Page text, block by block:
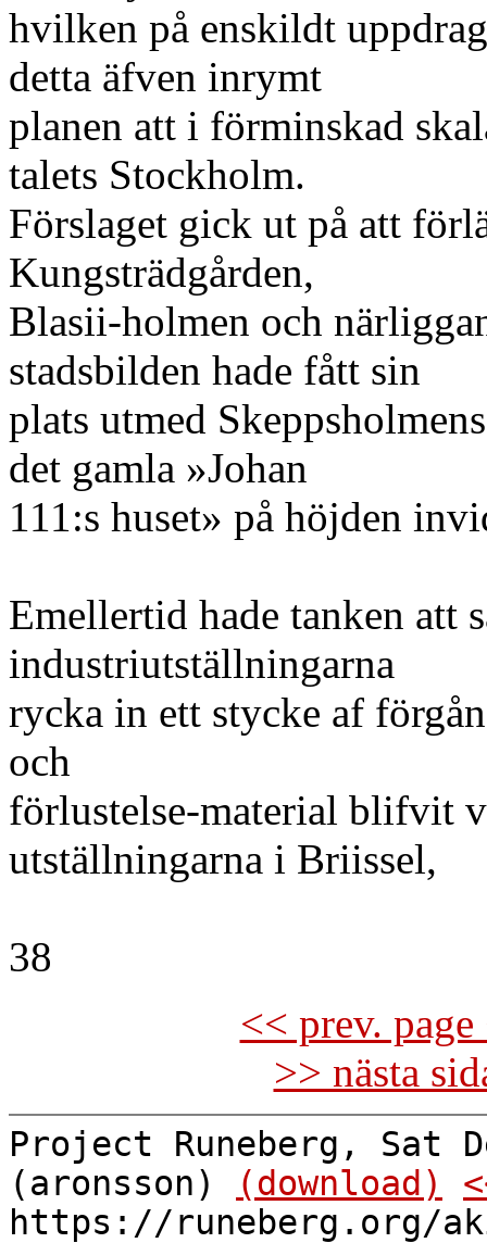
hvilken på enskildt
detta äfven inrymt
planen att i förminskad
talets Stockholm.
Förslaget gick ut på att
Kungsträdgården,
Blasii-holmen och
stadsbilden hade fått sin
plats utmed
det gamla »Johan
111:s huset» på höjden
Emellertid hade tanken att
industriutställningarna
rycka in ett stycke af
och
förlustelse-material blifvit
utställningarna i Briissel,
38
<< prev.
>> nästa
Project Runeberg, Sat
(aronsson)
(download)
https://runeberg.org/